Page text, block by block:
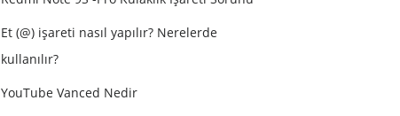
Et (@) işareti nasıl yapılır? Nerelerde
kullanılır?
YouTube Vanced Nedir